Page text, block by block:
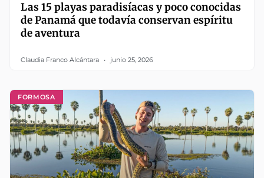
Las 15 playas paradisíacas y poco conocidas
de Panamá que todavía conservan espíritu
de aventura
Claudia Franco Alcántara junio 25, 2026
FORMOSA